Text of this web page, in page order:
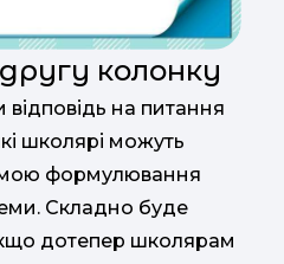
колонку
відповідь на питання
школярі можуть
формулювання
Складно буде
дотепер школярам